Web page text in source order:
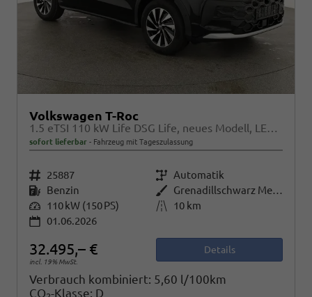
Volkswagen T-Roc
1.5 eTSI 110 kW Life DSG Life, neues Modell, LED, Kamera, Side, Winter, 17-Zoll
sofort lieferbar Fahrzeug mit Tageszulassung
Fahrzeugnr. 25887 Getriebe Automatik
Kraftstoff Benzin Außenfarbe
Grenadillschwarz Metallic
Leistung 110 kW (150 PS) Kilometerstand
10 km
01.06.2026
32.495,– €
incl. 19% MwSt.
Details
Verbrauch kombiniert: 5,60 l/100km
CO -Klasse: D